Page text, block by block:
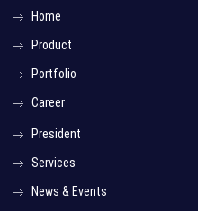
Home
Product
Portfolio
Career
President
Services
News & Events